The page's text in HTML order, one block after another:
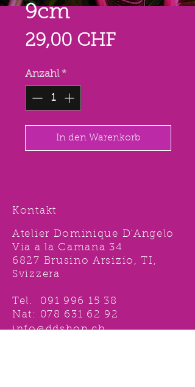
9cm
29,00 CHFPreis
Anzahl *
In den Warenkorb
Kontakt
Atelier Dominique D'Angelo
Via a la Camana 34
6827 Brusino Arsizio, TI,
Svizzera
Tel. 091 996 15 38
Nat: 078 631 62 92
info@ddshop.ch